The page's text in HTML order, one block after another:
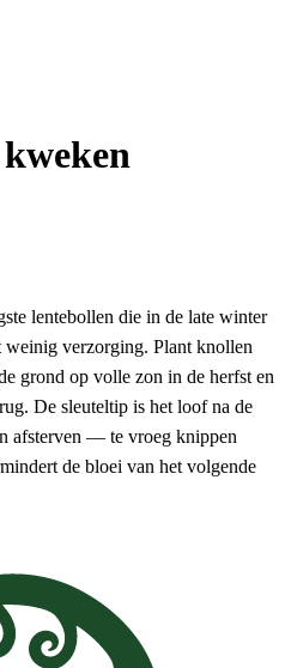
lentebollen die in de late winter
verzorging. Plant knollen
grond op volle zon in de herfst en
De sleuteltip is het loof na de
afsterven — te vroeg knippen
de bloei van het volgende